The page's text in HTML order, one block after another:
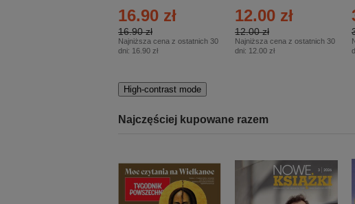
16.90 zł
16.90 zł
Najniższa cena z ostatnich 30
dni: 16.90 zł
12.00 zł
12.00 zł
Najniższa cena z ostatnich 30
dni: 12.00 zł
High-contrast mode
Najczęściej kupowane razem